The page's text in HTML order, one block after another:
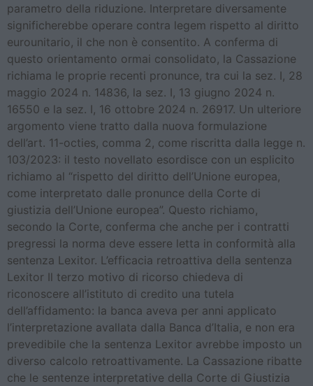
parametro della riduzione. Interpretare diversamente
significherebbe operare contra legem rispetto al diritto
eurounitario, il che non è consentito. A conferma di
questo orientamento ormai consolidato, la Cassazione
richiama le proprie recenti pronunce, tra cui la sez. I, 28
maggio 2024 n. 14836, la sez. I, 13 giugno 2024 n.
16550 e la sez. I, 16 ottobre 2024 n. 26917. Un ulteriore
argomento viene tratto dalla nuova formulazione
dell’art. 11-octies, comma 2, come riscritta dalla legge n.
103/2023: il testo novellato esordisce con un esplicito
richiamo al “rispetto del diritto dell’Unione europea,
come interpretato dalle pronunce della Corte di
giustizia dell’Unione europea”. Questo richiamo,
secondo la Corte, conferma che anche per i contratti
pregressi la norma deve essere letta in conformità alla
sentenza Lexitor. L’efficacia retroattiva della sentenza
Lexitor Il terzo motivo di ricorso chiedeva di
riconoscere all’istituto di credito una tutela
dell’affidamento: la banca aveva per anni applicato
l’interpretazione avallata dalla Banca d’Italia, e non era
prevedibile che la sentenza Lexitor avrebbe imposto un
diverso calcolo retroattivamente. La Cassazione ribatte
che le sentenze interpretative della Corte di Giustizia